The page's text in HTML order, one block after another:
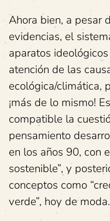
Ahora bien, a pesar
evidencias, el
aparatos
atención de las
ecológica/climática,
¡más de lo mismo!
compatible la
pensamiento
en los años 90, con
sostenible”, y
conceptos como
verde”, hoy de moda.